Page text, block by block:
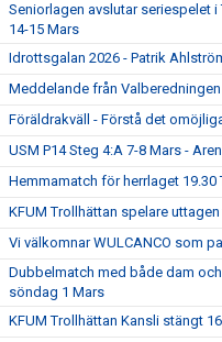
Seniorlagen avslutar seriespelet
14-15 Mars
Idrottsgalan 2026 - Patrik
Meddelande från Valberedningen
Föräldrakväll - Förstå det
USM P14 Steg 4:A 7-8 Mars -
Hemmamatch för herrlaget 19.30
KFUM Trollhättan spelare
Vi välkomnar WULCANCO som
Dubbelmatch med både dam
söndag 1 Mars
KFUM Trollhättan Kansli stängt